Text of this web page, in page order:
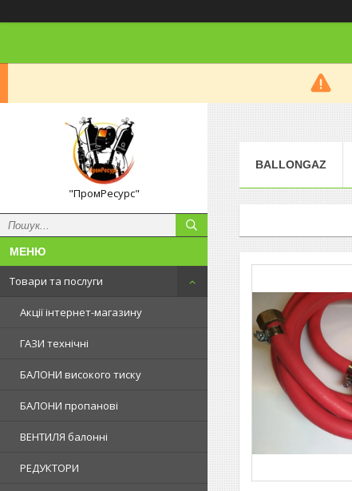
"ПромРесурс"
Товари та послуги
Акції інтернет-магазину
ГАЗИ технічні
БАЛОНИ високого тиску
БАЛОНИ пропанові
ВЕНТИЛЯ балонні
РЕДУКТОРИ
BALLONGAZ